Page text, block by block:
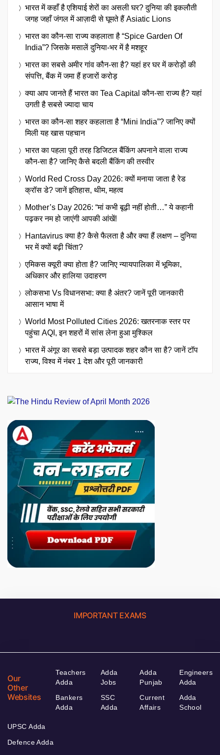
भारत में कहाँ है एशियाई शेरों का असली घर? दुनिया की इकलौती
जगह जहाँ जंगल में आज़ादी से घूमते हैं Asiatic Lions
भारत का कौन-सा राज्य कहलाता है “Spice Garden Of
India”? जिसके मसालें दुनिया-भर में है मशहूर
भारत का सबसे अमीर गांव कौन-सा है? यहां हर घर में करोड़ों की
संपत्ति, बैंक में जमा हैं हजारों करोड़
क्या आप जानते हैं भारत का Tea Capital कौन-सा राज्य है? यहां
उगती है सबसे ज्यादा चाय
भारत का कौन-सा शहर कहलाता है “Mini India”? जानिए क्यों
मिली यह खास पहचान
भारत का पहला पूरी तरह डिजिटल बैंकिंग अपनाने वाला राज्य
कौन-सा है? जानिए कैसे बदली बैंकिंग की तस्वीर
World Red Cross Day 2026: क्यों मनाया जाता है रेड
क्रॉस डे? जानें इतिहास, थीम, महत्व
Mother’s Day 2026: “मां कभी बूढ़ी नहीं होती…” ये कहानी
पढ़कर नम हो जाएंगी आपकी आंखें!
Hantavirus क्या है? कैसे फैलता है और क्या हैं लक्षण – दुनिया
भर में क्यों बढ़ी चिंता?
एमिकस क्यूरी क्या होता है? जानिए न्यायपालिका में भूमिका,
अधिकार और हालिया उदाहरण
लोकसभा Vs विधानसभा: क्या है अंतर? जानें पूरी जानकारी
आसान भाषा में
World Most Polluted Cities 2026: खतरनाक स्तर पर
पहुंचा AQI, इन शहरों में सांस लेना हुआ मुश्किल
भारत में अंगूर का सबसे बड़ा उत्पादक शहर कौन सा है? जानें टॉप
राज्य, विश्व में नंबर 1 देश और पूरी जानकारी
IMPORTANT EXAMS
Our
Other
Websites
Teachers
Adda
Bankers
Adda
Adda
Jobs
SSC
Adda
Adda
Punjab
Current
Affairs
Engineers
Adda
Adda
School
UPSC Adda
Defence Adda